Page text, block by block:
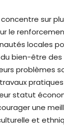
sur
le
locales
bien-être des
problèmes
statut
une
et